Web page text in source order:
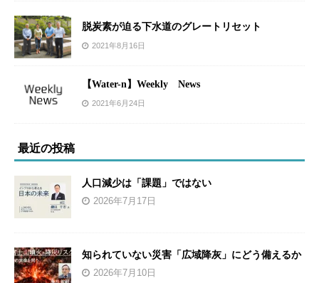
脱炭素が迫る下水道のグレートリセット
2021年8月16日
【Water-n】Weekly News
2021年6月24日
最近の投稿
人口減少は「課題」ではない
2026年7月17日
知られていない災害「広域降灰」にどう備えるか
2026年7月10日